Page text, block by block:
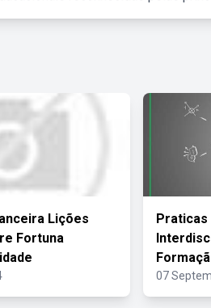
Lições
Fortuna
Praticas
07